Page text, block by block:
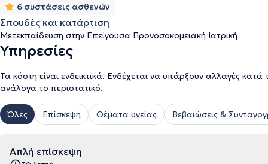
6 συστάσεις ασθενών
Σπουδές και κατάρτιση
Μετεκπαίδευση στην Επείγουσα Προνοσοκομειακή Ιατρική
Υπηρεσίες
Τα κόστη είναι ενδεικτικά. Ενδέχεται να υπάρξουν αλλαγές κατά
ανάλογα το περιστατικό.
Όλες Επίσκεψη Θέματα υγείας Βεβαιώσεις &
Απλή επίσκεψη